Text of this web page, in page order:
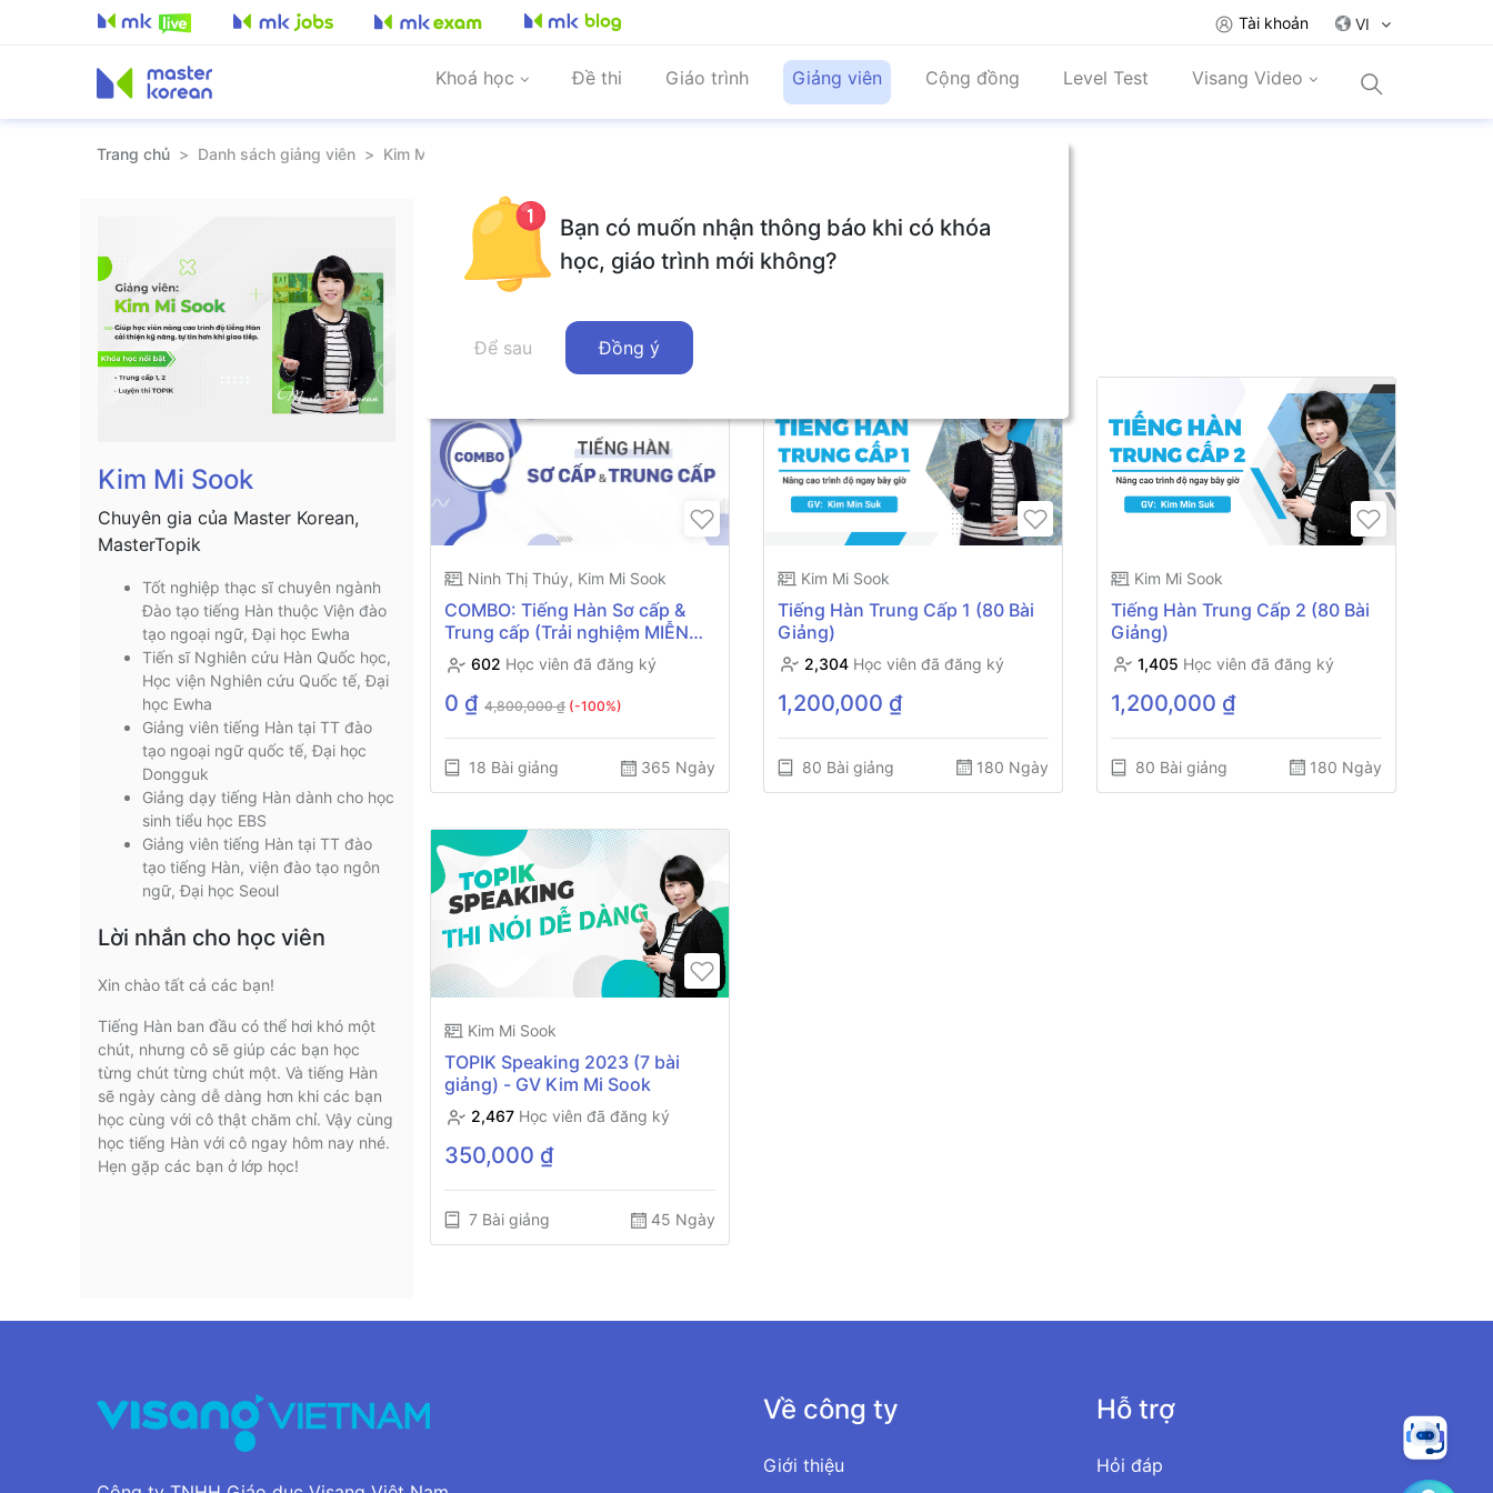
Tài khoản VI
Khoá học Đề thi Giáo trình Giảng viên Cộng đồng Level Test Visang Video
Trang chủ > Danh sách giảng viên > Kim Mi Sook
Kim Mi Sook
Chuyên gia của Master Korean,
MasterTopik
Tốt nghiệp thạc sĩ chuyên ngành
Đào tạo tiếng Hàn thuộc Viện đào
tạo ngoại ngữ, Đại học Ewha
Tiến sĩ Nghiên cứu Hàn Quốc học,
Học viện Nghiên cứu Quốc tế, Đại
học Ewha
Giảng viên tiếng Hàn tại TT đào
tạo ngoại ngữ quốc tế, Đại học
Dongguk
Giảng dạy tiếng Hàn dành cho học
sinh tiểu học EBS
Giảng viên tiếng Hàn tại TT đào
tạo tiếng Hàn, viện đào tạo ngôn
ngữ, Đại học Seoul
Lời nhắn cho học viên
Xin chào tất cả các bạn!
Tiếng Hàn ban đầu có thể hơi khó một
chút, nhưng cô sẽ giúp các bạn học
từng chút từng chút một. Và tiếng Hàn
sẽ ngày càng dễ dàng hơn khi các bạn
học cùng với cô thật chăm chỉ. Vậy cùng
học tiếng Hàn với cô ngay hôm nay nhé.
Hẹn gặp các bạn ở lớp học!
Khoá học của giáo viên Đánh giá
Các khóa học giảng dạy (4)
Ninh Thị Thúy, Kim Mi Sook
COMBO: Tiếng Hàn Sơ cấp &
Trung cấp (Trải nghiệm MIỄN
PHÍ)602 Học viên đã đăng ký
0 ₫ 4,800,000 ₫ (-100%)
18 Bài giảng 365 Ngày
Kim Mi Sook
Tiếng Hàn Trung Cấp 1 (80 Bài
Giảng)
2,304Học viên đã đăng ký
1,200,000 ₫
80 Bài giảng 180 Ngày
Kim Mi Sook
Tiếng Hàn Trung Cấp 2 (80 Bài
Giảng)
1,405 Học viên đã đăng ký
1,200,000 ₫
80 Bài giảng 180 Ngày
Kim Mi Sook
TOPIK Speaking 2023 (7 bài
giảng) - GV Kim Mi Sook
2,467 Học viên đã đăng ký
350,000 ₫
7 Bài giảng 45 Ngày
Bạn có muốn nhận thông báo khi có khóa
học, giáo trình mới không?
Để sau Đồng ý
Về công ty
Giới thiệu
Hỗ trợ
Hỏi đáp